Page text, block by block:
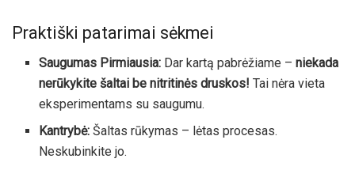
Praktiški patarimai sėkmei
Saugumas Pirmiausia: Dar kartą pabrėžiame –niekada
nerūkykite šaltai be nitritinės druskos! Tai nėra vieta
eksperimentams su saugumu.
Kantrybė: Šaltas rūkymas – lėtas procesas.
Neskubinkite jo.